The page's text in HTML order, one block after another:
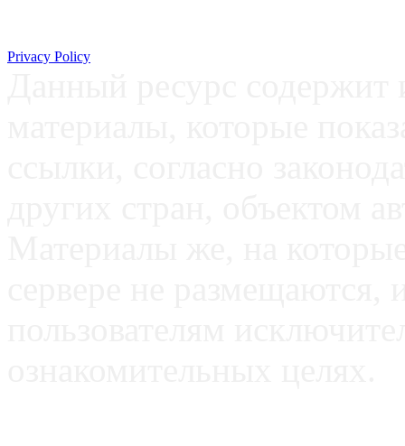
Privacy Policy